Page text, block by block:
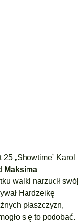
„Showtime” Karol
Maksima
walki narzucił swój
Hardzeikę
płaszczyzn,
się to podobać.